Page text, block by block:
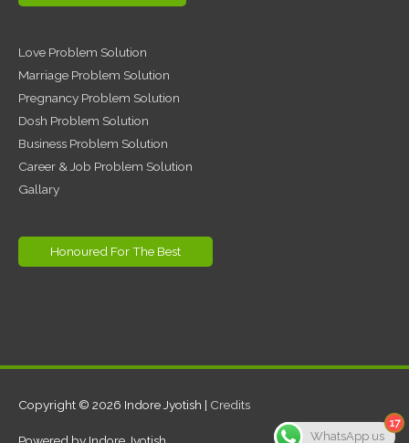
Love Problem Solution
Marriage Problem Solution
Pregnancy Problem Solution
Dosh Problem Solution
Business Problem Solution
Career & Job Problem Solution
Gallary
Honoured For The Best
Copyright © 2026 Indore Jyotish | Credits
17
WhatsApp us